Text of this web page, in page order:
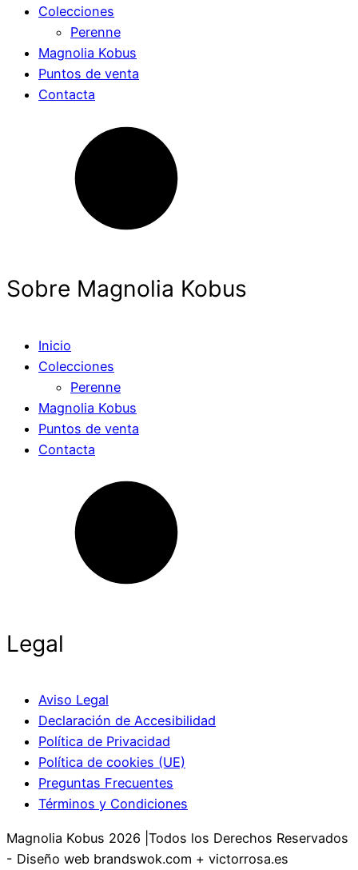
Colecciones
Perenne
Magnolia Kobus
Puntos de venta
Contacta
Sobre Magnolia Kobus
Inicio
Colecciones
Perenne
Magnolia Kobus
Puntos de venta
Contacta
Legal
Aviso Legal
Declaración de Accesibilidad
Política de Privacidad
Política de cookies (UE)
Preguntas Frecuentes
Términos y Condiciones
Magnolia Kobus 2026 |Todos los Derechos Reservados
- Diseño web brandswok.com + victorrosa.es